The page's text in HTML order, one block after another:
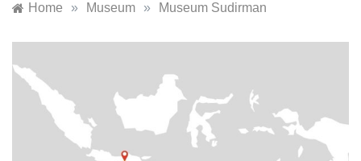
Home » Museum » Museum Sudirman